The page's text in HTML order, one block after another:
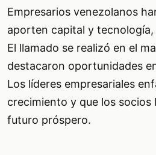
Empresarios venezolanos
aporten capital y
El llamado se realizó en el
destacaron oportunidades
Los líderes empresariales
crecimiento y que los
futuro próspero.